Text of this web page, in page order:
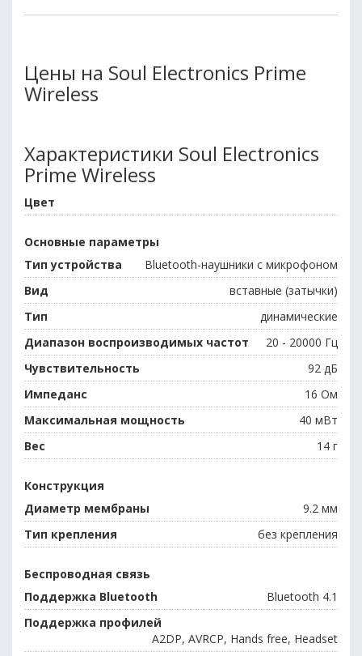
Цены на Soul Electronics Prime
Wireless
Характеристики Soul Electronics
Prime Wireless
Цвет
Основные параметры
Тип устройства
Bluetooth-наушники с микрофоном
Вид
вставные (затычки)
Тип
динамические
Диапазон воспроизводимых частот
20 - 20000 Гц
Чувствительность
92 дБ
Импеданс
16 Ом
Максимальная мощность
40 мВт
Вес
14 г
Конструкция
Диаметр мембраны
9.2 мм
Тип крепления
без крепления
Беспроводная связь
Поддержка Bluetooth
Bluetooth 4.1
Поддержка профилей
A2DP, AVRCP, Hands free, Headset